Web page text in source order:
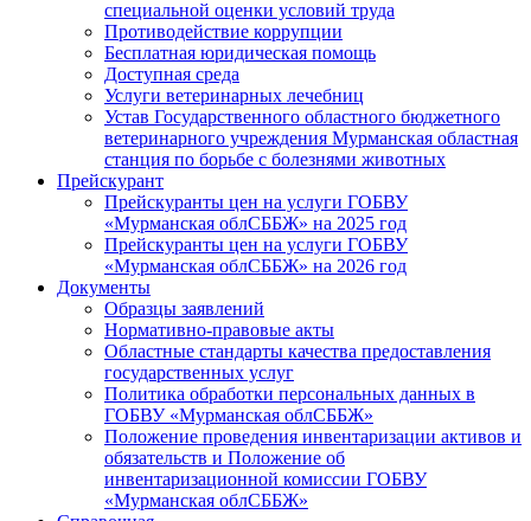
специальной оценки условий труда
Противодействие коррупции
Бесплатная юридическая помощь
Доступная среда
Услуги ветеринарных лечебниц
Устав Государственного областного бюджетного
ветеринарного учреждения Мурманская областная
станция по борьбе с болезнями животных
Прейскурант
Прейскуранты цен на услуги ГОБВУ
«Мурманская облСББЖ» на 2025 год
Прейскуранты цен на услуги ГОБВУ
«Мурманская облСББЖ» на 2026 год
Документы
Образцы заявлений
Нормативно-правовые акты
Областные стандарты качества предоставления
государственных услуг
Политика обработки персональных данных в
ГОБВУ «Мурманская облСББЖ»
Положение проведения инвентаризации активов и
обязательств и Положение об
инвентаризационной комиссии ГОБВУ
«Мурманская облСББЖ»